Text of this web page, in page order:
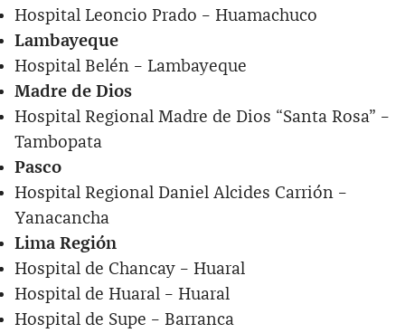
Hospital Leoncio Prado – Huamachuco
Lambayeque
Hospital Belén – Lambayeque
Madre de Dios
Hospital Regional Madre de Dios “Santa Rosa” –
Tambopata
Pasco
Hospital Regional Daniel Alcides Carrión –
Yanacancha
Lima Región
Hospital de Chancay – Huaral
Hospital de Huaral – Huaral
Hospital de Supe – Barranca